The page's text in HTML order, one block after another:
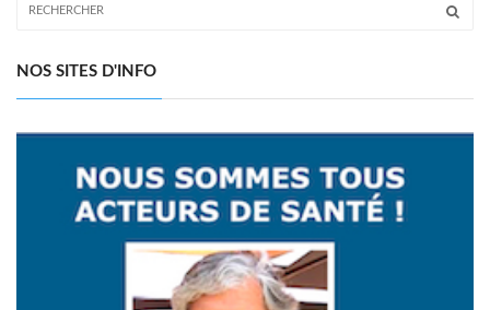
NOS SITES D'INFO